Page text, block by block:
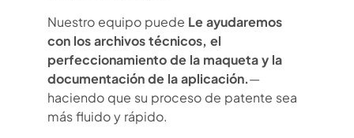
Nuestro equipo puede Le ayudaremos
con los archivos técnicos, el
perfeccionamiento de la maqueta y la
documentación de la aplicación.—
haciendo que su proceso de patente sea
más fluido y rápido.